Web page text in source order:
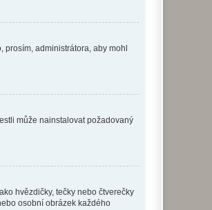
prosím, administrátora, aby mohl
může nainstalovat požadovaný
hvězdičky, tečky nebo čtverečky
osobní obrázek každého